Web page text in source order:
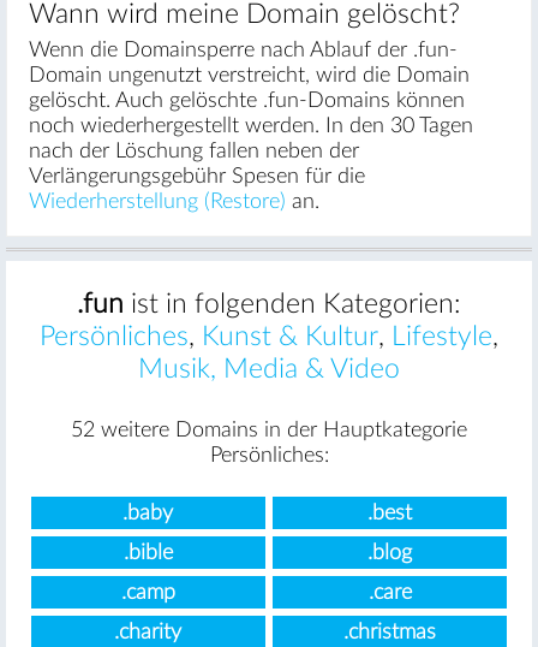
Wann wird meine Domain gelöscht?
Wenn die Domainsperre nach Ablauf der .fun-
Domain ungenutzt verstreicht, wird die Domain
gelöscht. Auch gelöschte .fun-Domains können
noch wiederhergestellt werden. In den 30 Tagen
nach der Löschung fallen neben der
Verlängerungsgebühr Spesen für die
Wiederherstellung (Restore) an.
.fun ist in folgenden Kategorien:
Persönliches, Kunst & Kultur, Lifestyle,
Musik, Media & Video
52 weitere Domains in der Hauptkategorie
Persönliches:
.baby
.best
.bible
.blog
.camp
.care
.charity
.christmas